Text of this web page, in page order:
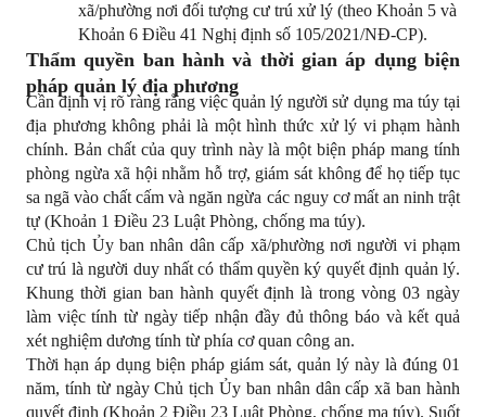
xã/phường nơi đối tượng cư trú xử lý (theo Khoản 5 và
Khoản 6 Điều 41 Nghị định số 105/2021/NĐ-CP).
Thẩm quyền ban hành và thời gian áp dụng biện
pháp quản lý địa phương
Cần định vị rõ ràng rằng việc quản lý người sử dụng ma túy tại
địa phương không phải là một hình thức xử lý vi phạm hành
chính. Bản chất của quy trình này là một biện pháp mang tính
phòng ngừa xã hội nhằm hỗ trợ, giám sát không để họ tiếp tục
sa ngã vào chất cấm và ngăn ngừa các nguy cơ mất an ninh trật
tự (Khoản 1 Điều 23 Luật Phòng, chống ma túy).
Chủ tịch Ủy ban nhân dân cấp xã/phường nơi người vi phạm
cư trú là người duy nhất có thẩm quyền ký quyết định quản lý.
Khung thời gian ban hành quyết định là trong vòng 03 ngày
làm việc tính từ ngày tiếp nhận đầy đủ thông báo và kết quả
xét nghiệm dương tính từ phía cơ quan công an.
Thời hạn áp dụng biện pháp giám sát, quản lý này là đúng 01
năm, tính từ ngày Chủ tịch Ủy ban nhân dân cấp xã ban hành
quyết định (Khoản 2 Điều 23 Luật Phòng, chống ma túy). Suốt